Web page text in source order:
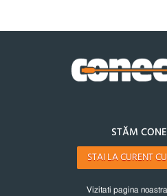
STĂM
STAI LA CURENT
Vizitati pagina